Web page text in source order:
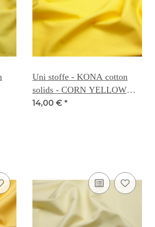
Uni stoffe - KONA cotton
solids - CORN YELLOW
006
14,00 € *